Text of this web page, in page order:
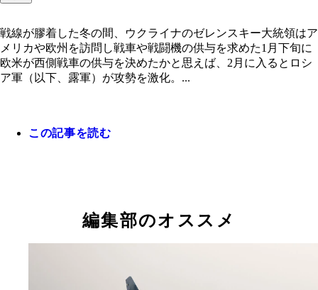
戦線が膠着した冬の間、ウクライナのゼレンスキー大統領はア
メリカや欧州を訪問し戦車や戦闘機の供与を求めた1月下旬に
欧米が西側戦車の供与を決めたかと思えば、2月に入るとロシ
ア軍（以下、露軍）が攻勢を激化。...
この記事を読む
編集部のオススメ